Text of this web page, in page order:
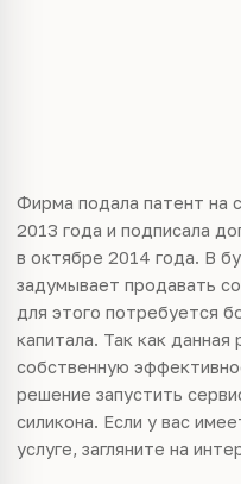
Фирма подала патент на
2013 года и подписала
в октябре 2014 года. В
задумывает продавать
для этого потребуется
капитала. Так как
собственную
решение запустить
силикона. Если у вас
услуге, загляните на